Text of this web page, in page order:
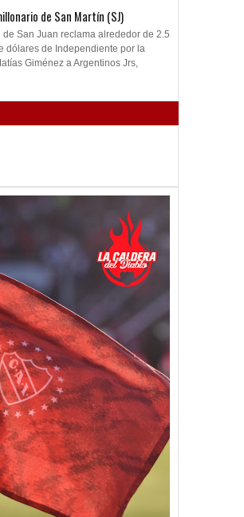
de San Martín (SJ)
de San Juan reclama alrededor de 2.5
dólares de Independiente por la
Giménez a Argentinos Jrs,